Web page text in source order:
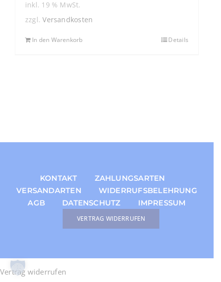
inkl. 19 % MwSt.
zzgl.Versandkosten
In den Warenkorb Details
KONTAKT
ZAHLUNGSARTEN
VERSANDARTEN
WIDERRUFSBELEHRUNG
AGB
DATENSCHUTZ IMPRESSUM
VERTRAG WIDERRUFEN
Vertrag widerrufen